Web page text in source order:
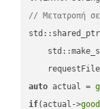
// Μετατροπή σε
auto actual =
if(actual->good